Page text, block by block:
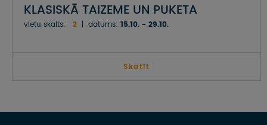
KLASISKĀ TAIZEME UN PUKETA
vietu skaits: 2 datums: 15.10. - 29.10.
Skatīt